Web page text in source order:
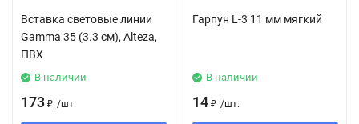
Вставка световые линии
Gamma 35 (3.3 см), Alteza,
ПВХ
В наличии
173 ₽ /шт.
Гарпун L-3 11 мм мягкий
В наличии
14 ₽ /шт.